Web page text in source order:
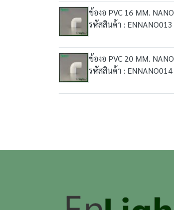
ข้องอ PVC 16 MM. NANO
รหัสสินค้า : ENNANO013
ข้องอ PVC 20 MM. NANO
รหัสสินค้า : ENNANO014